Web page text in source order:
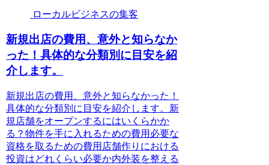
ローカルビジネスの集客
新規出店の費用、意外と知らなか
った！具体的な分類別に目安を紹
介します。
新規出店の費用、意外と知らなかった！
具体的な分類別に目安を紹介します。新
規店舗をオープンするにはいくらかか
る？物件を手に入れるための費用必要な
資格を取るための費用店舗作りにおける
投資はどれくらい必要か内外装を整える